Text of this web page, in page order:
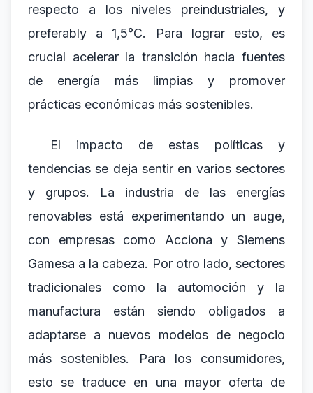
respecto a los niveles preindustriales, y
preferably a 1,5°C. Para lograr esto, es
crucial acelerar la transición hacia fuentes
de energía más limpias y promover
prácticas económicas más sostenibles.
El impacto de estas políticas y
tendencias se deja sentir en varios sectores
y grupos. La industria de las energías
renovables está experimentando un auge,
con empresas como Acciona y Siemens
Gamesa a la cabeza. Por otro lado, sectores
tradicionales como la automoción y la
manufactura están siendo obligados a
adaptarse a nuevos modelos de negocio
más sostenibles. Para los consumidores,
esto se traduce en una mayor oferta de